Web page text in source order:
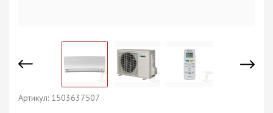
Артикул: 1503637507